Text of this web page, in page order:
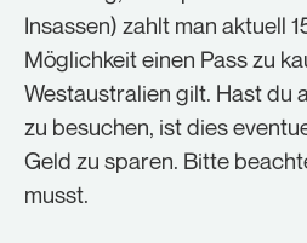
Insassen) zahlt man aktuell
Möglichkeit einen Pass zu
Westaustralien gilt. Hast du
zu besuchen, ist dies
Geld zu sparen. Bitte
musst.